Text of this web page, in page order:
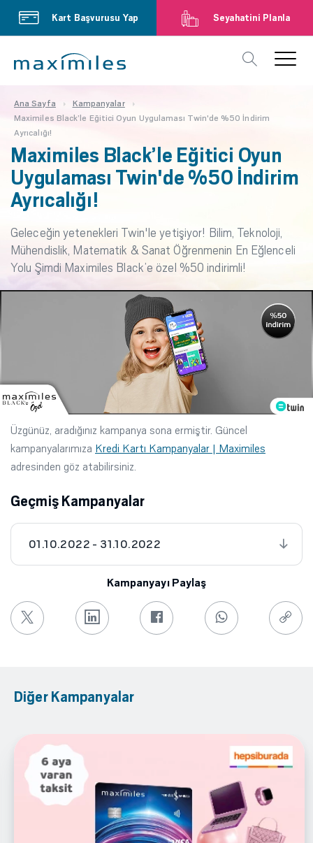
Kart Başvurusu Yap Seyahatini Planla
Ana Sayfa
Kampanyalar
Maximiles Black’le Eğitici Oyun Uygulaması Twin'de %50 İndirim
Ayrıcalığı!
Maximiles Black’le Eğitici Oyun
Uygulaması Twin'de %50 İndirim
Ayrıcalığı!
Geleceğin yetenekleri Twin'le yetişiyor! Bilim, Teknoloji,
Mühendislik, Matematik & Sanat Öğrenmenin En Eğlenceli
Yolu Şimdi Maximiles Black’e özel %50 indirimli!
Üzgünüz, aradığınız kampanya sona ermiştir. Güncel
kampanyalarımıza Kredi Kartı Kampanyalar | Maximiles
adresinden göz atabilirsiniz.
Geçmiş Kampanyalar
01.10.2022 - 31.10.2022
Kampanyayı Paylaş
Diğer Kampanyalar